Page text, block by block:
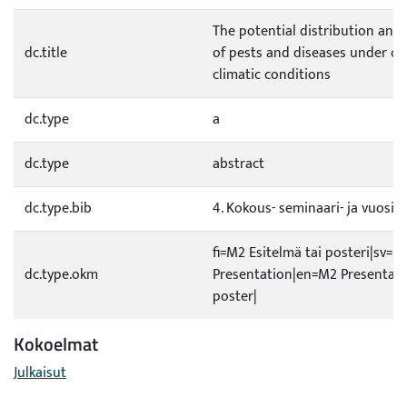
dc.title
The potential distribution and
of pests and diseases under
climatic conditions
dc.type
a
dc.type
abstract
dc.type.bib
4. Kokous- seminaari- ja
dc.type.okm
fi=M2 Esitelmä tai
Presentation|en=M2
poster|
Kokoelmat
Julkaisut